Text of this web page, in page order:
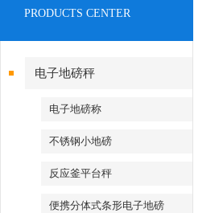
PRODUCTS CENTER
电子地磅秤
电子地磅称
不锈钢小地磅
反应釜平台秤
便携分体式条形电子地磅